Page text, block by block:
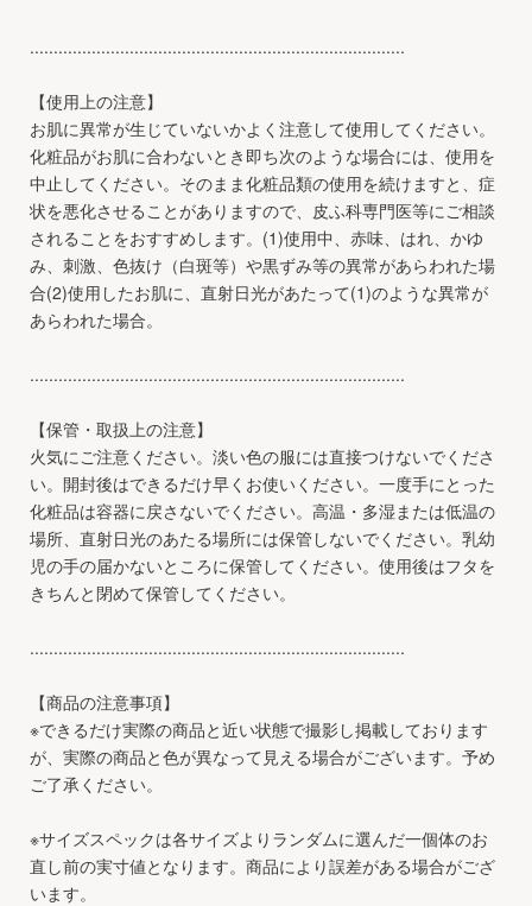
...............................................................................
【使用上の注意】
お肌に異常が生じていないかよく注意して使用してください。
化粧品がお肌に合わないとき即ち次のような場合には、使用を
中止してください。そのまま化粧品類の使用を続けますと、症
状を悪化させることがありますので、皮ふ科専門医等にご相談
されることをおすすめします。(1)使用中、赤味、はれ、かゆ
み、刺激、色抜け（白斑等）や黒ずみ等の異常があらわれた場
合(2)使用したお肌に、直射日光があたって(1)のような異常が
あらわれた場合。
...............................................................................
【保管・取扱上の注意】
火気にご注意ください。淡い色の服には直接つけないでくださ
い。開封後はできるだけ早くお使いください。一度手にとった
化粧品は容器に戻さないでください。高温・多湿または低温の
場所、直射日光のあたる場所には保管しないでください。乳幼
児の手の届かないところに保管してください。使用後はフタを
きちんと閉めて保管してください。
...............................................................................
【商品の注意事項】
※できるだけ実際の商品と近い状態で撮影し掲載しております
が、実際の商品と色が異なって見える場合がございます。予め
ご了承ください。
※サイズスペックは各サイズよりランダムに選んだ一個体のお
直し前の実寸値となります。商品により誤差がある場合がござ
います。